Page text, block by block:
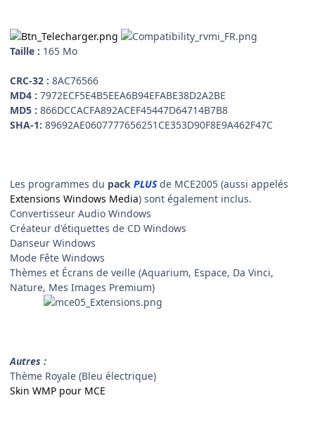
Taille : 165 Mo
CRC-32 : 8AC76566
MD4 : 7972ECF5E4B5EEA6B94EFABE38D2A2BE
MD5 : 866DCCACFA892ACEF45447D64714B7B8
SHA-1: 89692AE0607777656251CE353D90F8E9A462F47C
Les programmes du pack PLUSde MCE2005 (aussi appelés
Extensions Windows Media) sont également inclus.
Convertisseur Audio Windows
Créateur d'étiquettes de CD Windows
Danseur Windows
Mode Fête Windows
Thèmes et Écrans de veille (Aquarium, Espace, Da Vinci,
Nature, Mes Images Premium)
Autres :
Thème Royale (Bleu électrique)
Skin WMP pour MCE